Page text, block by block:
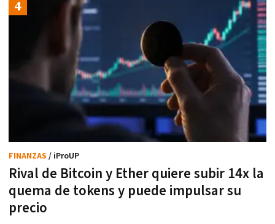
Rival de Bitcoin y Ether quiere subir 14x la
quema de tokens y puede impulsar su
precio
FINANZAS / iProUP